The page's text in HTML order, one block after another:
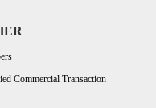
Commercial Transaction